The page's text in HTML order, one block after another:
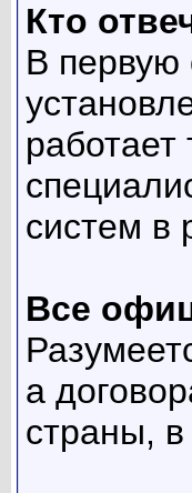
Кто
В первую
систем в
Все
а
страны,